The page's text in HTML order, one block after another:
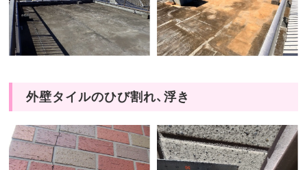
外壁タイルのひび割れ、浮き